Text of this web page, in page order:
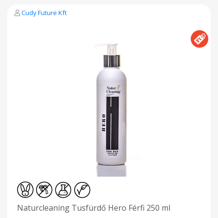
helyen tárolandó! P305+P351 - SZEMBE KERÜLÉS esetén:
óvatos öblítés vízzel több percen keresztül. A kiürült
Cudy Future Kft
Naturcleaning Tusfürdő Hero Férfi 250 ml